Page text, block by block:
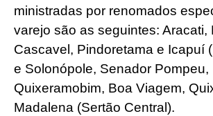
ministradas por renomados
varejo são as seguintes: Aracati,
Cascavel, Pindoretama e Icapuí
e Solonópole, Senador Pompeu,
Quixeramobim, Boa Viagem,
Madalena (Sertão Central).